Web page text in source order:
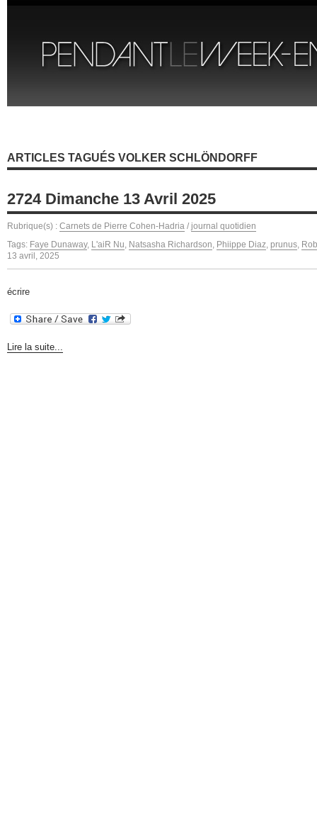
ARTICLES TAGUÉS VOLKER SCHLÖNDORFF
2724 Dimanche 13 Avril 2025
Rubrique(s) : Carnets de Pierre Cohen-Hadria / journal quotidien
Tags: Faye Dunaway, L'aiR Nu, Natsasha Richardson, Phiippe Diaz, prunus,
13 avril, 2025
écrire
Lire la suite...